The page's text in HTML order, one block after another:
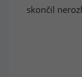
skončil